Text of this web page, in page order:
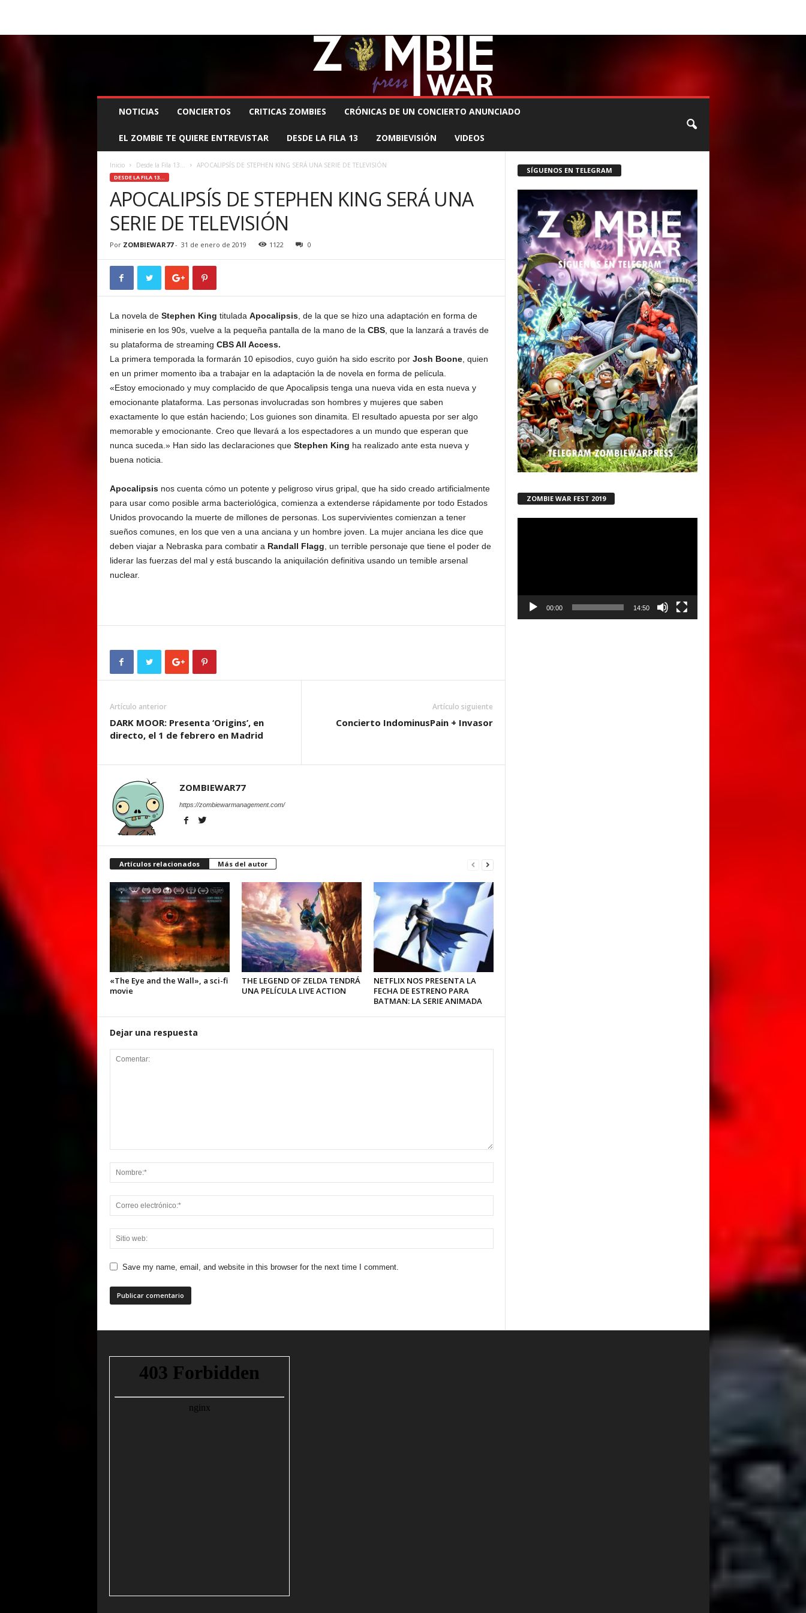
I
NOTICIAS CONCIERTOS CRITICAS ZOMBIES CRÓNICAS DE UN CONCIERTO ANUNCIADO
EL ZOMBIE TE QUIERE ENTREVISTAR DESDE LA FILA 13 ZOMBIEVISIÓN VIDEOS
Inicio Desde la Fila 13... APOCALIPSÍS DE STEPHEN KING SERÁ UNA SERIE DE TELEVISIÓN
DESDE LA FILA 13...
APOCALIPSÍS DE STEPHEN KING SERÁ UNA
SERIE DE TELEVISIÓN
Por ZOMBIEWAR77- 31 de enero de 2019 1122 0
La novela de Stephen King titulada Apocalipsis, de la que se hizo una adaptación en forma de
miniserie en los 90s, vuelve a la pequeña pantalla de la mano de la CBS, que la lanzará a través de
su plataforma de streaming CBS All Access.
La primera temporada la formarán 10 episodios, cuyo guión ha sido escrito por Josh Boone, quien
en un primer momento iba a trabajar en la adaptación la de novela en forma de película.
«Estoy emocionado y muy complacido de que Apocalipsis tenga una nueva vida en esta nueva y
emocionante plataforma. Las personas involucradas son hombres y mujeres que saben
exactamente lo que están haciendo; Los guiones son dinamita. El resultado apuesta por ser algo
memorable y emocionante. Creo que llevará a los espectadores a un mundo que esperan que
nunca suceda.» Han sido las declaraciones que Stephen King ha realizado ante esta nueva y
buena noticia.
Apocalipsisnos cuenta cómo un potente y peligroso virus gripal, que ha sido creado artificialmente
para usar como posible arma bacteriológica, comienza a extenderse rápidamente por todo Estados
Unidos provocando la muerte de millones de personas. Los supervivientes comienzan a tener
sueños comunes, en los que ven a una anciana y un hombre joven. La mujer anciana les dice que
deben viajar a Nebraska para combatir a Randall Flagg , un terrible personaje que tiene el poder de
liderar las fuerzas del mal y está buscando la aniquilación definitiva usando un temible arsenal
nuclear.
Artículo anterior
DARK MOOR: Presenta ‘Origins’, en
directo, el 1 de febrero en Madrid
Artículo siguiente
Concierto IndominusPain + Invasor
ZOMBIEWAR77
https://zombiewarmanagement.com/
Artículos relacionados Más del autor
«The Eye and the Wall», a sci-fi
movie
THE LEGEND OF ZELDA TENDRÁ
UNA PELÍCULA LIVE ACTION
NETFLIX NOS PRESENTA LA
FECHA DE ESTRENO PARA
BATMAN: LA SERIE ANIMADA
Dejar una respuesta
Save my name, email, and website in this browser for the next time I comment.
SÍGUENOS EN TELEGRAM
ZOMBIE WAR FEST 2019
00:00 14:50